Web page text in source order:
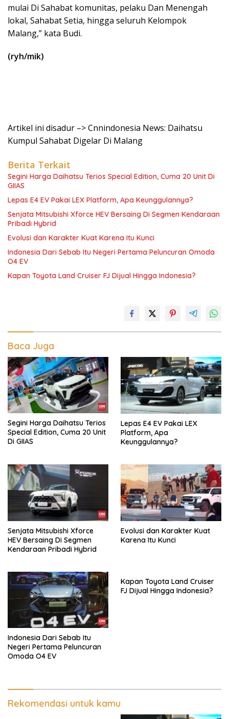
mulai Di Sahabat komunitas, pelaku Dan Menengah
lokal, Sahabat Setia, hingga seluruh Kelompok
Malang,” kata Budi.
(ryh/mik)
Artikel ini disadur –> Cnnindonesia News: Daihatsu
Kumpul Sahabat Digelar Di Malang
Berita Terkait
Segini Harga Daihatsu Terios Special Edition, Cuma 20 Unit Di
GIIAS
Lepas E4 EV Pakai LEX Platform, Apa Keunggulannya?
Senjata Mitsubishi Xforce HEV Bersaing Di Segmen Kendaraan
Pribadi Hybrid
Evolusi dan Karakter Kuat Karena Itu Kunci
Indonesia Dari Sebab Itu Negeri Pertama Peluncuran Omoda
O4 EV
Kapan Toyota Land Cruiser FJ Dijual Hingga Indonesia?
Baca Juga
Segini Harga Daihatsu Terios
Special Edition, Cuma 20 Unit
Di GIIAS
Lepas E4 EV Pakai LEX
Platform, Apa
Keunggulannya?
Senjata Mitsubishi Xforce
HEV Bersaing Di Segmen
Kendaraan Pribadi Hybrid
Evolusi dan Karakter Kuat
Karena Itu Kunci
Indonesia Dari Sebab Itu
Negeri Pertama Peluncuran
Omoda O4 EV
Kapan Toyota Land Cruiser
FJ Dijual Hingga Indonesia?
Rekomendasi untuk kamu